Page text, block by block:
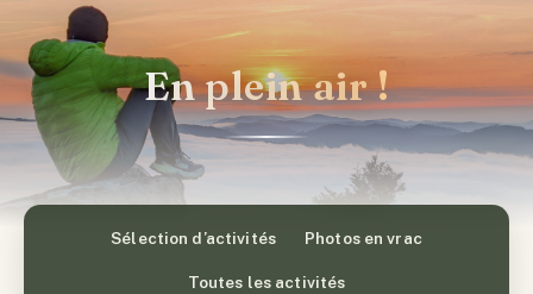
En plein air !
Sélection d’activités Photos en vrac
Toutes les activités